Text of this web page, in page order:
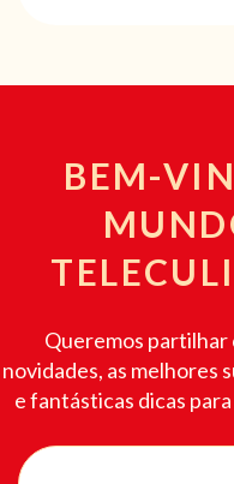
BEM-
Queremos partilhar
novidades, as melhores
e fantásticas dicas